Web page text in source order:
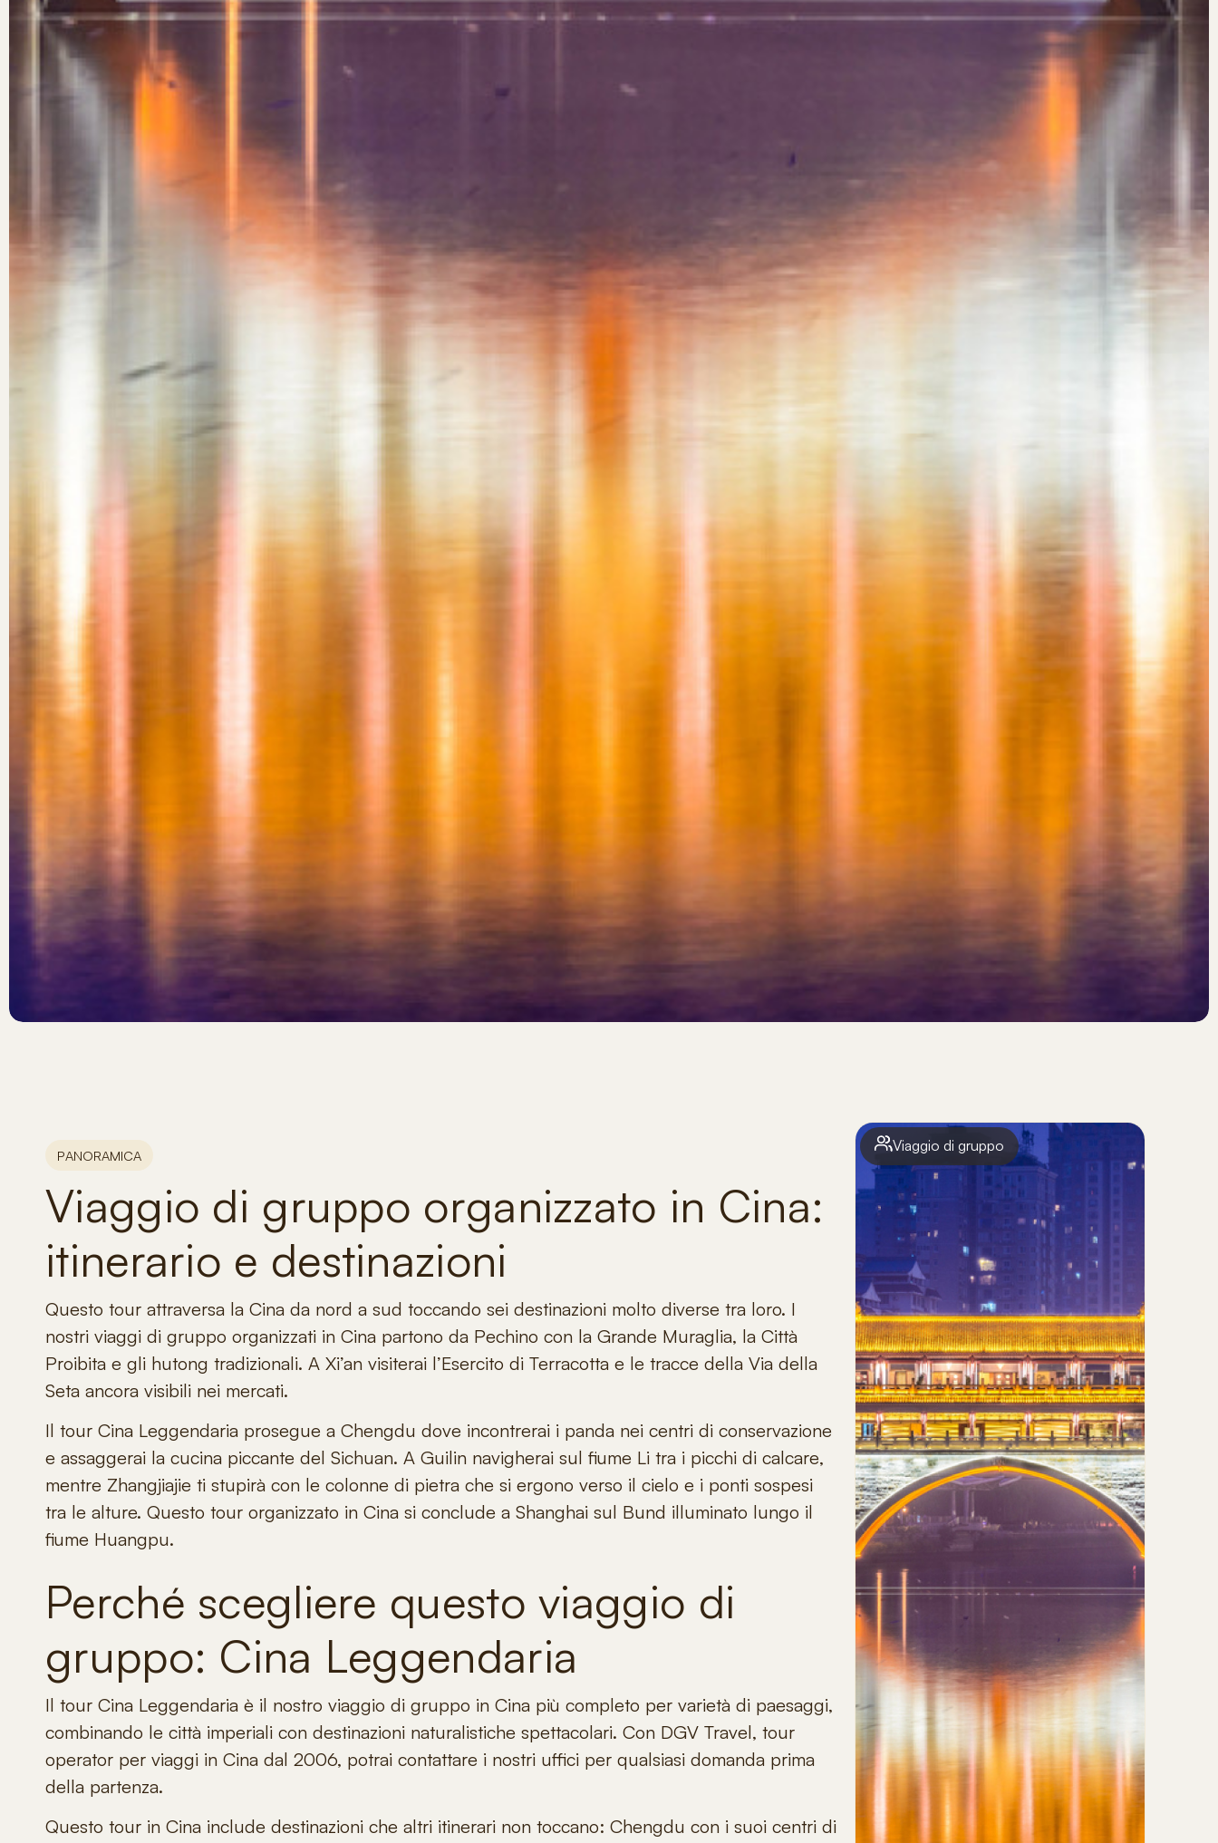
PANORAMICA
Viaggio di gruppo organizzato in Cina:
itinerario e destinazioni
Questo tour attraversa la Cina da nord a sud toccando sei destinazioni molto diverse tra loro. I
nostri viaggi di gruppo organizzati in Cina partono da Pechino con la Grande Muraglia, la Città
Proibita e gli hutong tradizionali. A Xi’an visiterai l’Esercito di Terracotta e le tracce della Via della
Seta ancora visibili nei mercati.
Il tour Cina Leggendaria prosegue a Chengdu dove incontrerai i panda nei centri di conservazione
e assaggerai la cucina piccante del Sichuan. A Guilin navigherai sul fiume Li tra i picchi di calcare,
mentre Zhangjiajie ti stupirà con le colonne di pietra che si ergono verso il cielo e i ponti sospesi
tra le alture. Questo tour organizzato in Cina si conclude a Shanghai sul Bund illuminato lungo il
fiume Huangpu.
Perché scegliere questo viaggio di
gruppo: Cina Leggendaria
Il tour Cina Leggendaria è il nostro viaggio di gruppo in Cina più completo per varietà di paesaggi,
combinando le città imperiali con destinazioni naturalistiche spettacolari. Con DGV Travel, tour
operator per viaggi in Cina dal 2006, potrai contattare i nostri uffici per qualsiasi domanda prima
della partenza.
Questo tour in Cina include destinazioni che altri itinerari non toccano: Chengdu con i suoi centri di
Viaggio di gruppo